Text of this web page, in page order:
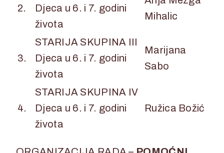
2.
Djeca u 6. i 7. godini
života
Mihalic
3.
STARIJA SKUPINA III
Djeca u 6. i 7. godini
života
Marijana
Sabo
4.
STARIJA SKUPINA IV
Djeca u 6. i 7. godini
života
Ružica Božić